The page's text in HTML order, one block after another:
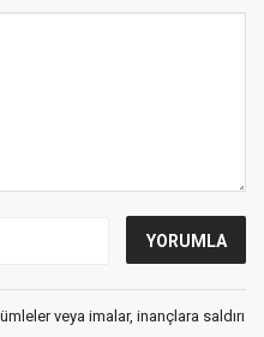
veya imalar, inançlara saldırı